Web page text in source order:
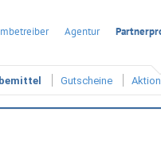
Agentur
Gutscheine